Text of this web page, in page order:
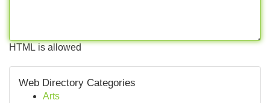
HTML is allowed
Web Directory Categories
Arts